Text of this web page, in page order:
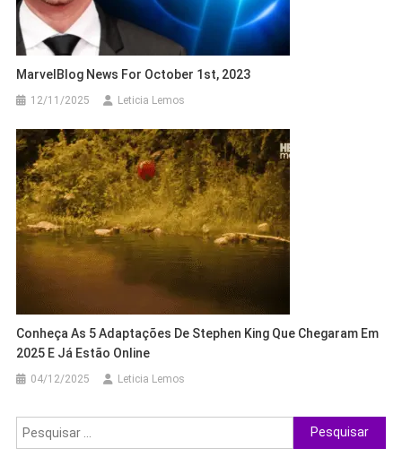
MarvelBlog News For October 1st, 2023
12/11/2025 Leticia Lemos
Conheça As 5 Adaptações De Stephen King Que Chegaram Em
2025 E Já Estão Online
04/12/2025 Leticia Lemos
Pesquisar
por: